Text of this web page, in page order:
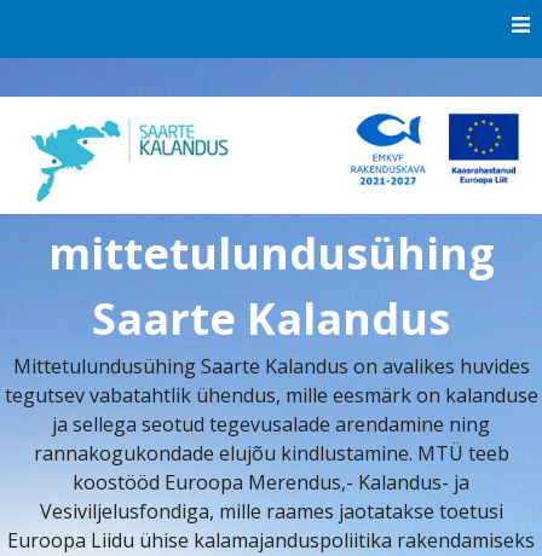
mittetulundusühing
Saarte Kalandus
Mittetulundusühing Saarte Kalandus on avalikes huvides
tegutsev vabatahtlik ühendus, mille eesmärk on kalanduse
ja sellega seotud tegevusalade arendamine ning
rannakogukondade elujõu kindlustamine. MTÜ teeb
koostööd Euroopa Merendus,- Kalandus- ja
Vesiviljelusfondiga, mille raames jaotatakse toetusi
Euroopa Liidu ühise kalamajanduspoliitika rakendamiseks